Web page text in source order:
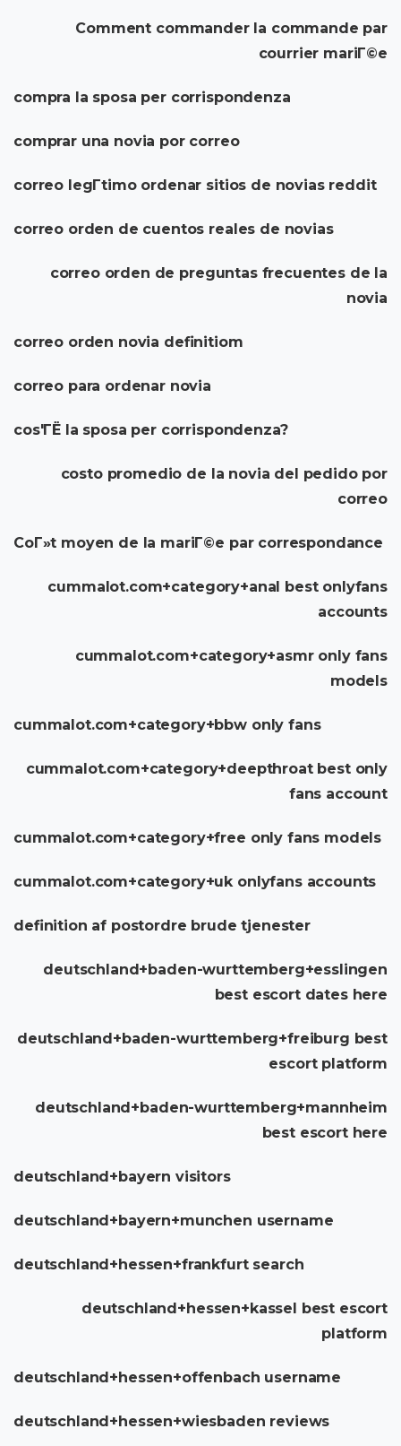
Comment commander la commande par
courrier mariГ©e
compra la sposa per corrispondenza
comprar una novia por correo
correo legГ­timo ordenar sitios de novias reddit
correo orden de cuentos reales de novias
correo orden de preguntas frecuentes de la
novia
correo orden novia definitiom
correo para ordenar novia
cos'ГЁ la sposa per corrispondenza?
costo promedio de la novia del pedido por
correo
CoГ»t moyen de la mariГ©e par correspondance
cummalot.com+category+anal best onlyfans
accounts
cummalot.com+category+asmr only fans
models
cummalot.com+category+bbw only fans
cummalot.com+category+deepthroat best only
fans account
cummalot.com+category+free only fans models
cummalot.com+category+uk onlyfans accounts
definition af postordre brude tjenester
deutschland+baden-wurttemberg+esslingen
best escort dates here
deutschland+baden-wurttemberg+freiburg best
escort platform
deutschland+baden-wurttemberg+mannheim
best escort here
deutschland+bayern visitors
deutschland+bayern+munchen username
deutschland+hessen+frankfurt search
deutschland+hessen+kassel best escort
platform
deutschland+hessen+offenbach username
deutschland+hessen+wiesbaden reviews